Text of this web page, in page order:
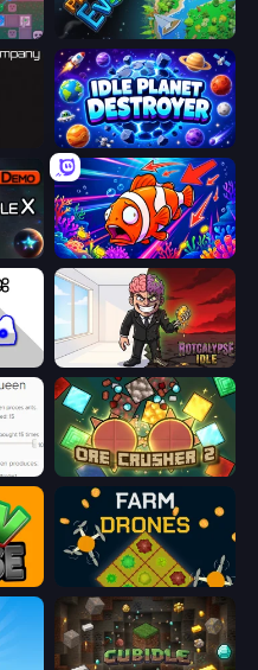
Planet Evolution: Idle Clicker
Idle Planet Destroyer
Fish Catch Idle
Rotcalypse: Idle Incremental
OreCrusher 2
Farm Drones